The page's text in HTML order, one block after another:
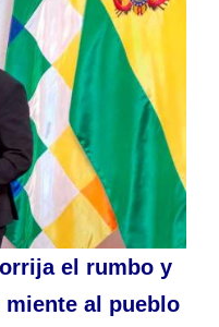
el rumbo y
al pueblo